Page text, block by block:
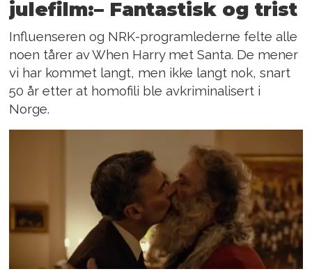
julefilm:– Fantastisk og trist
Influenseren og NRK-programlederne felte alle
noen tårer av When Harry met Santa. De mener
vi har kommet langt, men ikke langt nok, snart
50 år etter at homofili ble avkriminalisert i
Norge.